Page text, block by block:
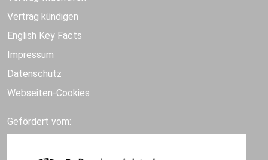
Vertrag kündigen
English Key Facts
Impressum
Datenschutz
Webseiten-Cookies
Gefördert vom: